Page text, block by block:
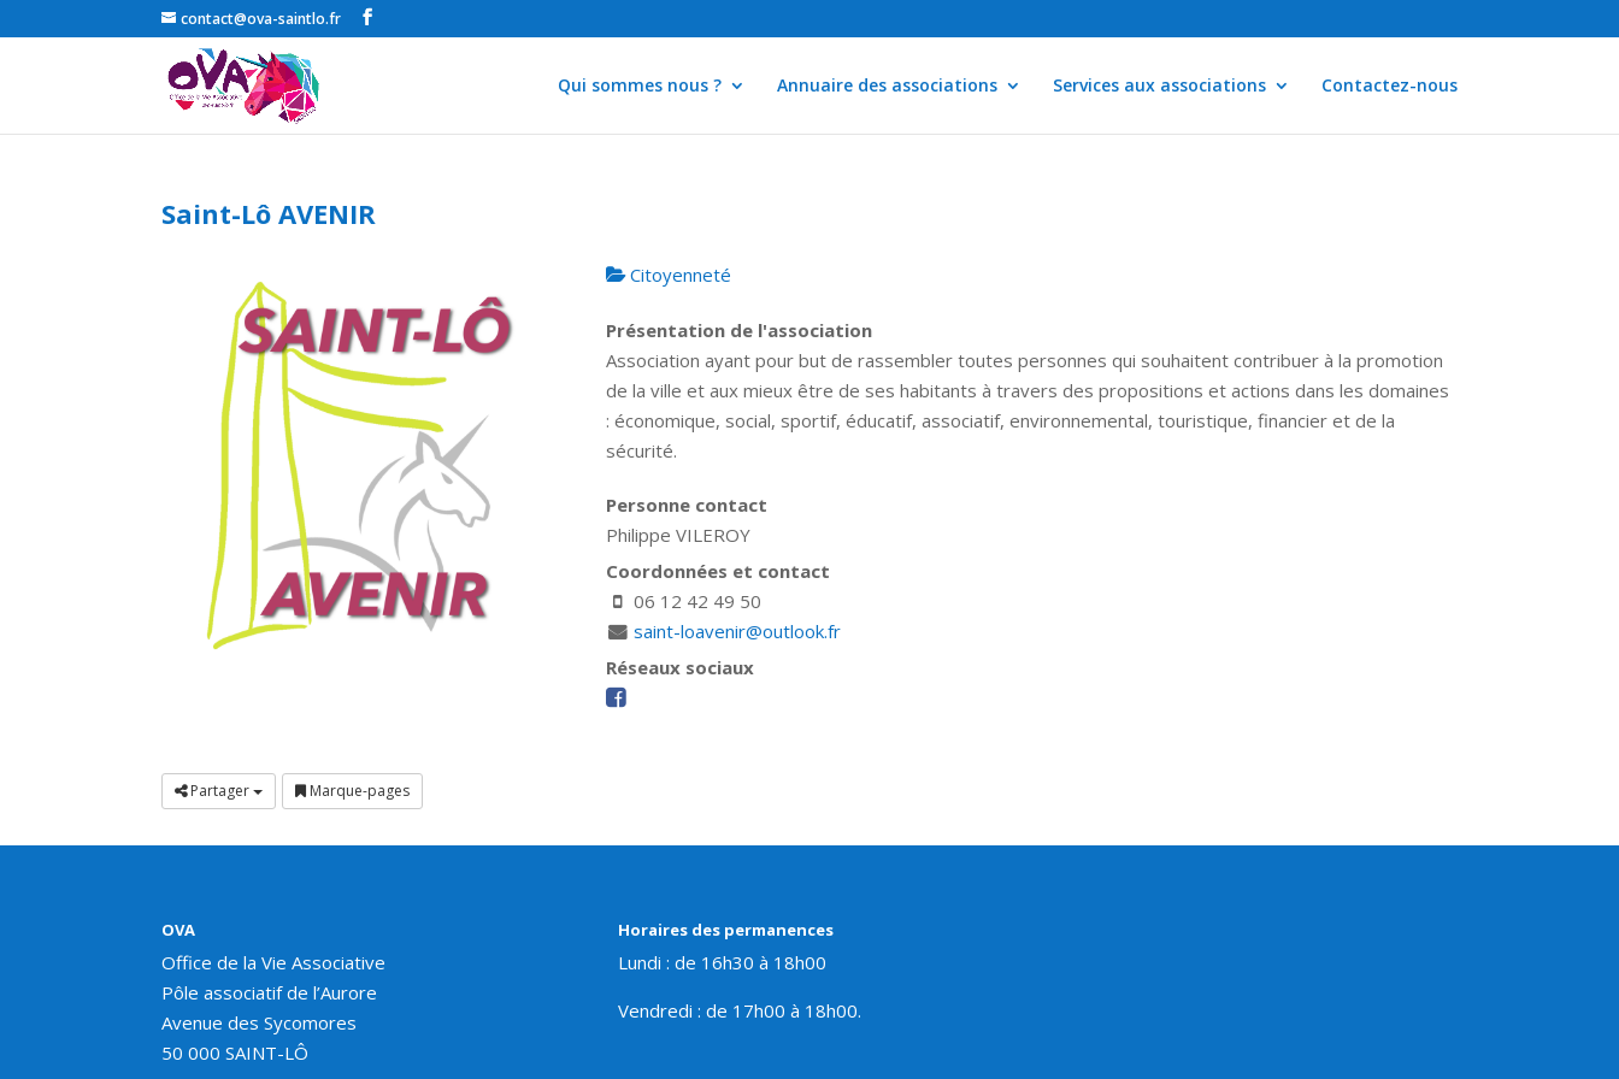
contact@ova-saintlo.fr
Qui sommes nous ? Annuaire des associations Services aux associations Contactez-nous
Saint-Lô AVENIR
Citoyenneté
Présentation de l'association
Association ayant pour but de rassembler toutes personnes qui souhaitent contribuer à la promotion
de la ville et aux mieux être de ses habitants à travers des propositions et actions dans les domaines
: économique, social, sportif, éducatif, associatif, environnemental, touristique, financier et de la
sécurité.
Personne contact
Philippe VILEROY
Coordonnées et contact
06 12 42 49 50
saint-loavenir@outlook.fr
Réseaux sociaux
Partager Marque-pages
OVA
Office de la Vie Associative
Pôle associatif de l’Aurore
Avenue des Sycomores
50 000 SAINT-LÔ
Horaires des permanences
Lundi : de 16h30 à 18h00
Vendredi : de 17h00 à 18h00.